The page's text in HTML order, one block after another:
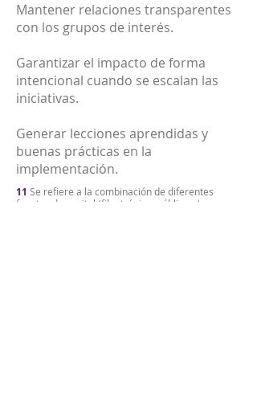
Mantener relaciones transparentes
con los grupos de interés.
Garantizar el impacto de forma
intencional cuando se escalan las
iniciativas.
Generar lecciones aprendidas y
buenas prácticas en la
implementación.
11 Se refiere a la combinación de diferentes
fuentes de capital (filantrópico, público y/o